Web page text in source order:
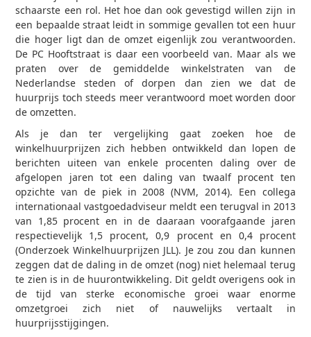
schaarste een rol. Het hoe dan ook gevestigd willen zijn in
een bepaalde straat leidt in sommige gevallen tot een huur
die hoger ligt dan de omzet eigenlijk zou verantwoorden.
De PC Hooftstraat is daar een voorbeeld van. Maar als we
praten over de gemiddelde winkelstraten van de
Nederlandse steden of dorpen dan zien we dat de
huurprijs toch steeds meer verantwoord moet worden door
de omzetten.
Als je dan ter vergelijking gaat zoeken hoe de
winkelhuurprijzen zich hebben ontwikkeld dan lopen de
berichten uiteen van enkele procenten daling over de
afgelopen jaren tot een daling van twaalf procent ten
opzichte van de piek in 2008 (NVM, 2014). Een collega
internationaal vastgoedadviseur meldt een terugval in 2013
van 1,85 procent en in de daaraan voorafgaande jaren
respectievelijk 1,5 procent, 0,9 procent en 0,4 procent
(Onderzoek Winkelhuurprijzen JLL). Je zou zou dan kunnen
zeggen dat de daling in de omzet (nog) niet helemaal terug
te zien is in de huurontwikkeling. Dit geldt overigens ook in
de tijd van sterke economische groei waar enorme
omzetgroei zich niet of nauwelijks vertaalt in
huurprijsstijgingen.